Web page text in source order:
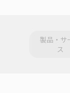
製品・サ
ス